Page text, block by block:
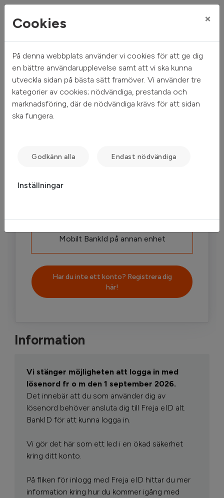
Mitt hem Mina sidor
Mina sidor
Mobilt BankId på annan enhet
Har du inte ett konto? Registrera dig
här!
Information
Vi stänger möjligheten att logga in med
lösenord fr o m den 1 september 2026.
Det innebär att du som använder dig av
lösenord behöver ansluta dig till Freja eID alt.
BankID för att kunna logga in.
Vi gör det här som ett led i en ökad säkerhet
kring ditt konto.
På fliken för inlogg med Freja eID hittar du mer
information kring hur du kommer igång med
Cookies ×
På denna webbplats använder vi cookies för att ge dig
en bättre användarupplevelse samt att vi ska kunna
utveckla sidan på bästa sätt framöver. Vi använder tre
kategorier av cookies; nödvändiga, prestanda och
marknadsföring, där de nödvändiga krävs för att sidan
ska fungera.
Godkänn alla Endast nödvändiga
Inställningar